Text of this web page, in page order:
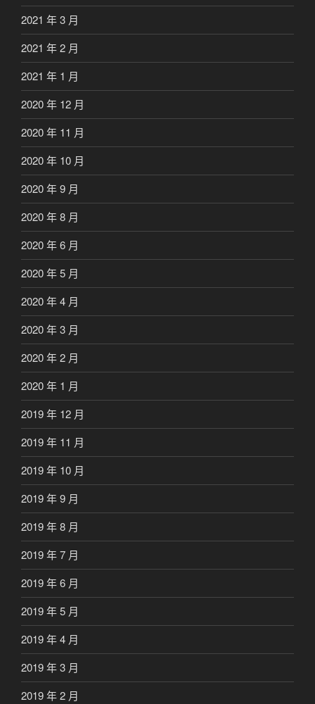
2021 年 3 月
2021 年 2 月
2021 年 1 月
2020 年 12 月
2020 年 11 月
2020 年 10 月
2020 年 9 月
2020 年 8 月
2020 年 6 月
2020 年 5 月
2020 年 4 月
2020 年 3 月
2020 年 2 月
2020 年 1 月
2019 年 12 月
2019 年 11 月
2019 年 10 月
2019 年 9 月
2019 年 8 月
2019 年 7 月
2019 年 6 月
2019 年 5 月
2019 年 4 月
2019 年 3 月
2019 年 2 月